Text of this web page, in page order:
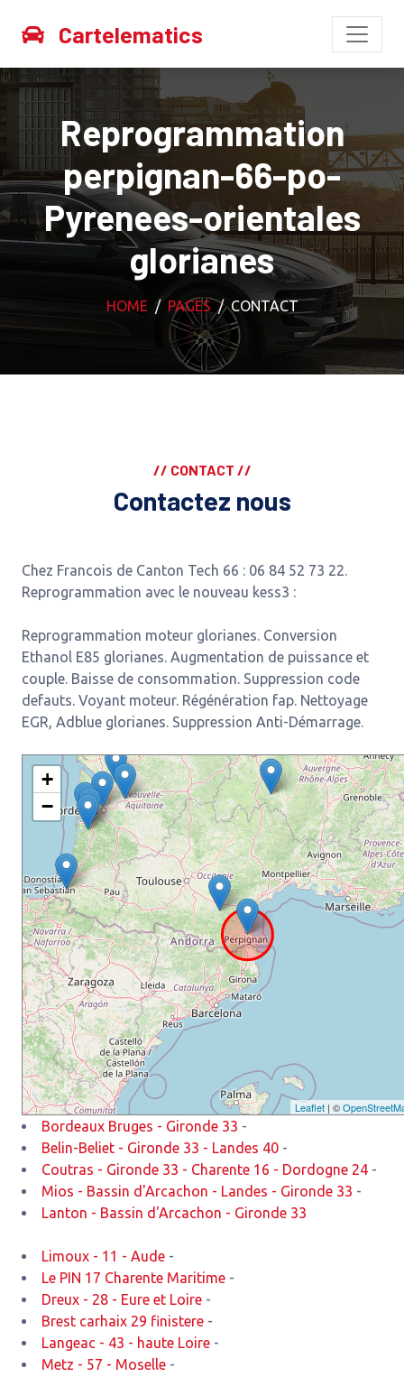
Cartelematics
Reprogrammation
perpignan-66-po-
Pyrenees-orientales
glorianes
HOME PAGES CONTACT
// CONTACT //
Contactez nous
Chez Francois de Canton Tech 66 : 06 84 52 73 22.
Reprogrammation avec le nouveau kess3 :
Reprogrammation moteur glorianes. Conversion
Ethanol E85 glorianes. Augmentation de puissance et
couple. Baisse de consommation. Suppression code
defauts. Voyant moteur. Régénération fap. Nettoyage
EGR, Adblue glorianes. Suppression Anti-Démarrage.
+
−
Leaflet | ©
Bordeaux Bruges - Gironde 33 -
Belin-Beliet - Gironde 33 - Landes 40 -
Coutras - Gironde 33 - Charente 16 - Dordogne 24 -
Mios - Bassin d'Arcachon - Landes - Gironde 33 -
Lanton - Bassin d'Arcachon - Gironde 33
Limoux - 11 - Aude -
Le PIN 17 Charente Maritime -
Dreux - 28 - Eure et Loire -
Brest carhaix 29 finistere -
Langeac - 43 - haute Loire -
Metz - 57 - Moselle -